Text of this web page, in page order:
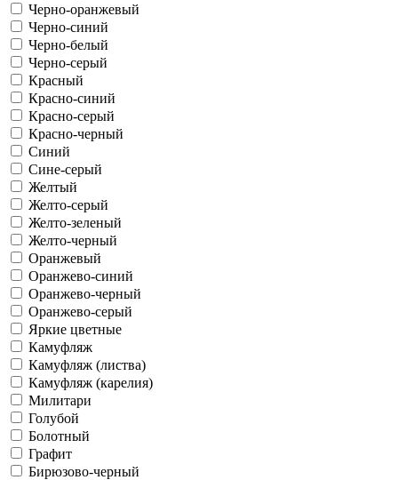
Черно-оранжевый
Черно-синий
Черно-белый
Черно-серый
Красный
Красно-синий
Красно-серый
Красно-черный
Синий
Сине-серый
Желтый
Желто-серый
Желто-зеленый
Желто-черный
Оранжевый
Оранжево-синий
Оранжево-черный
Оранжево-серый
Яркие цветные
Камуфляж
Камуфляж (листва)
Камуфляж (карелия)
Милитари
Голубой
Болотный
Графит
Бирюзово-черный